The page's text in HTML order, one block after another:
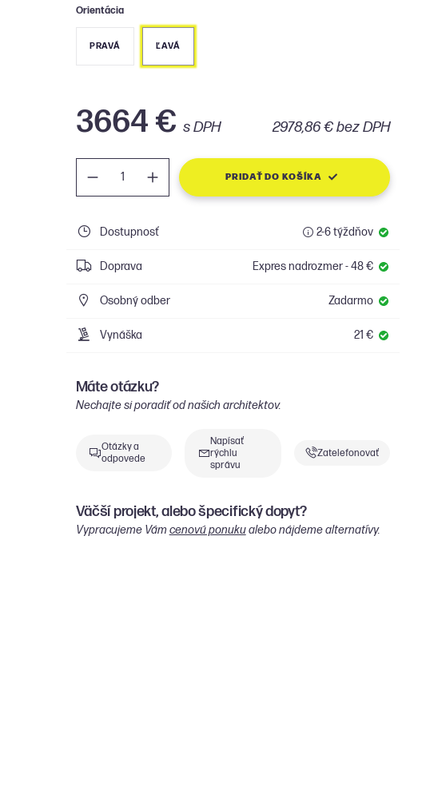
Orientácia
PRAVÁ ĽAVÁ
3664 € s DPH 2978,86 € bez DPH
PRIDAŤ DO KOŠÍKA
Dostupnosť 2-6 týždňov
Doprava Expres nadrozmer - 48 €
Osobný odber Zadarmo
Vynáška 21 €
Máte otázku?
Nechajte si poradiť od našich architektov.
Otázky a
odpovede
Napísať
rýchlu
správu
Zatelefonovať
Väčší projekt, alebo špecifický dopyt?
Vypracujeme Vámcenovú ponukualebo nájdeme alternatívy.